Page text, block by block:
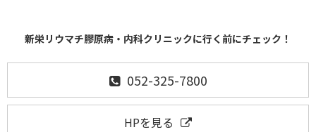
新栄リウマチ膠原病・内科クリニックに行く前にチェック！
052-325-7800
HPを見る